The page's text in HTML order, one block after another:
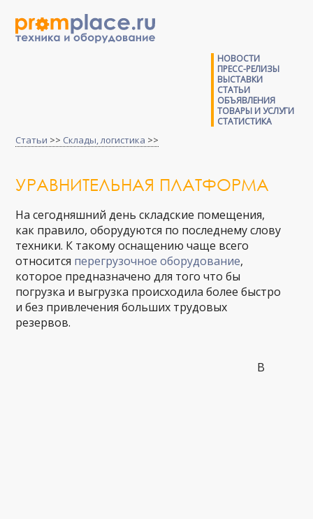
НОВОСТИ
ПРЕСС-РЕЛИЗЫ
ВЫСТАВКИ
СТАТЬИ
ОБЪЯВЛЕНИЯ
ТОВАРЫ И УСЛУГИ
СТАТИСТИКА
Статьи >> Склады, логистика >>
УРАВНИТЕЛЬНАЯ ПЛАТФОРМА
На сегодняшний день складские помещения,
как правило, оборудуются по последнему слову
техники. К такому оснащению чаще всего
относится перегрузочное оборудование,
которое предназначено для того что бы
погрузка и выгрузка происходила более быстро
и без привлечения больших трудовых
резервов.
В